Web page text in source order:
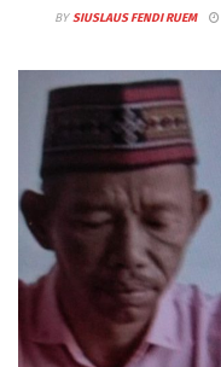
BY SIUSLAUS FENDI RUEM